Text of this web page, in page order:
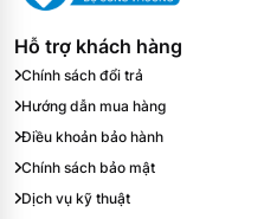
Hỗ trợ khách hàng
Chính sách đổi trả
Hướng dẫn mua hàng
Điều khoản bảo hành
Chính sách bảo mật
Dịch vụ kỹ thuật